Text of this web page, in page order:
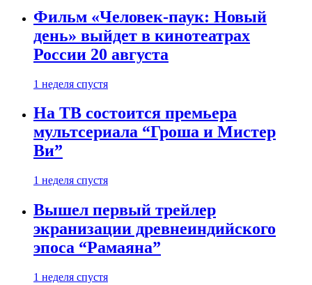
Фильм «Человек-паук: Новый
день» выйдет в кинотеатрах
России 20 августа
1 неделя спустя
На ТВ состоится премьера
мультсериала “Гроша и Мистер
Ви”
1 неделя спустя
Вышел первый трейлер
экранизации древнеиндийского
эпоса “Рамаяна”
1 неделя спустя